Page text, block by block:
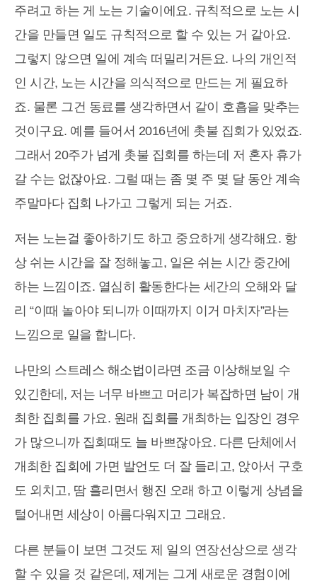
주려고 하는 게 노는 기술이에요. 규칙적으로 노는 시
간을 만들면 일도 규칙적으로 할 수 있는 거 같아요.
그렇지 않으면 일에 계속 떠밀리거든요. 나의 개인적
인 시간, 노는 시간을 의식적으로 만드는 게 필요하
죠. 물론 그건 동료를 생각하면서 같이 호흡을 맞추는
것이구요. 예를 들어서 2016년에 촛불 집회가 있었죠.
그래서 20주가 넘게 촛불 집회를 하는데 저 혼자 휴가
갈 수는 없잖아요. 그럴 때는 좀 몇 주 몇 달 동안 계속
주말마다 집회 나가고 그렇게 되는 거죠.
저는 노는걸 좋아하기도 하고 중요하게 생각해요. 항
상 쉬는 시간을 잘 정해놓고, 일은 쉬는 시간 중간에
하는 느낌이죠. 열심히 활동한다는 세간의 오해와 달
리 “이때 놀아야 되니까 이때까지 이거 마치자”라는
느낌으로 일을 합니다.
나만의 스트레스 해소법이라면 조금 이상해보일 수
있긴한데, 저는 너무 바쁘고 머리가 복잡하면 남이 개
최한 집회를 가요. 원래 집회를 개최하는 입장인 경우
가 많으니까 집회때도 늘 바쁘잖아요. 다른 단체에서
개최한 집회에 가면 발언도 더 잘 들리고, 앉아서 구호
도 외치고, 땀 흘리면서 행진 오래 하고 이렇게 상념을
털어내면 세상이 아름다워지고 그래요.
다른 분들이 보면 그것도 제 일의 연장선상으로 생각
할 수 있을 것 같은데, 제게는 그게 새로운 경험이에